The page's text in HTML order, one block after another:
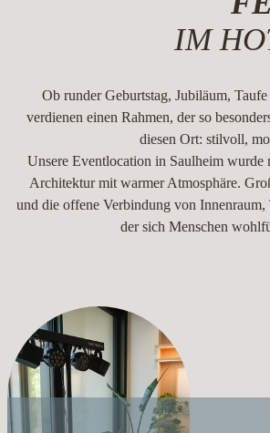
IM
Ob runder Geburtstag, Jubiläum,
verdienen einen Rahmen, der so
diesen Ort: stilvoll,
Unsere Eventlocation in Saulheim
Architektur mit warmer Atmosphäre.
und die offene Verbindung von
der sich Menschen